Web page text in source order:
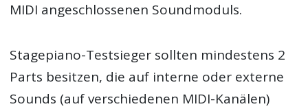
MIDI angeschlossenen Soundmoduls.
Stagepiano-Testsieger sollten mindestens 2
Parts besitzen, die auf interne oder externe
Sounds (auf verschiedenen MIDI-Kanälen)